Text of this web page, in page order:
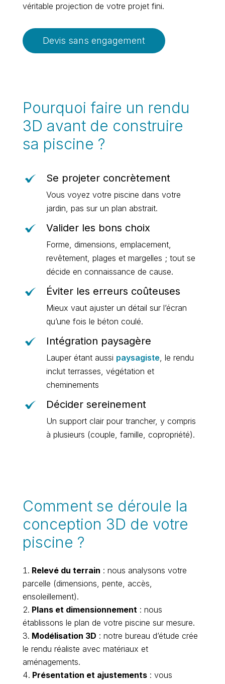
véritable projection de votre projet fini.
Devis sans engagement
Pourquoi faire un rendu
3D avant de construire
sa piscine ?
Se projeter concrètement
Vous voyez votre piscine dans votre
jardin, pas sur un plan abstrait.
Valider les bons choix
Forme, dimensions, emplacement,
revêtement, plages et margelles ; tout se
décide en connaissance de cause.
Éviter les erreurs coûteuses
Mieux vaut ajuster un détail sur l’écran
qu’une fois le béton coulé.
Intégration paysagère
Lauper étant aussi paysagiste , le rendu
inclut terrasses, végétation et
cheminements
Décider sereinement
Un support clair pour trancher, y compris
à plusieurs (couple, famille, copropriété).
Comment se déroule la
conception 3D de votre
piscine ?
Relevé du terrain : nous analysons votre
parcelle (dimensions, pente, accès,
ensoleillement).
Plans et dimensionnement : nous
établissons le plan de votre piscine sur mesure.
Modélisation 3D : notre bureau d’étude crée
le rendu réaliste avec matériaux et
aménagements.
Présentation et ajustements: vous